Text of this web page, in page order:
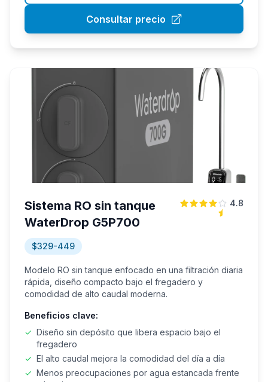
Consultar precio
Sistema RO sin tanque
WaterDrop G5P700
4.8
$329-449
Modelo RO sin tanque enfocado en una filtración diaria
rápida, diseño compacto bajo el fregadero y
comodidad de alto caudal moderna.
Beneficios clave:
✓ Diseño sin depósito que libera espacio bajo el
fregadero
✓ El alto caudal mejora la comodidad del día a día
✓ Menos preocupaciones por agua estancada frente